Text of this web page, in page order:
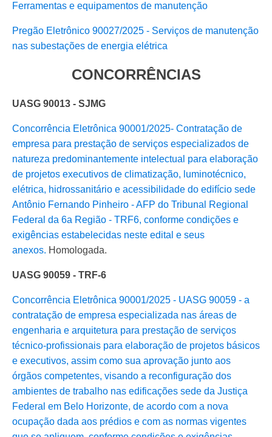
Ferramentas e equipamentos de manutenção
Pregão Eletrônico 90027/2025 - Serviços de manutenção
nas subestações de energia elétrica
CONCORRÊNCIAS
UASG 90013 - SJMG
Concorrência Eletrônica 90001/2025- Contratação de
empresa para prestação de serviços especializados de
natureza predominantemente intelectual para elaboração
de projetos executivos de climatização, luminotécnico,
elétrica, hidrossanitário e acessibilidade do edifício sede
Antônio Fernando Pinheiro - AFP do Tribunal Regional
Federal da 6a Região - TRF6, conforme condições e
exigências estabelecidas neste edital e seus
anexos. Homologada.
UASG 90059 - TRF-6
Concorrência Eletrônica 90001/2025 - UASG 90059 - a
contratação de empresa especializada nas áreas de
engenharia e arquitetura para prestação de serviços
técnico-profissionais para elaboração de projetos básicos
e executivos, assim como sua aprovação junto aos
órgãos competentes, visando a reconfiguração dos
ambientes de trabalho nas edificações sede da Justiça
Federal em Belo Horizonte, de acordo com a nova
ocupação dada aos prédios e com as normas vigentes